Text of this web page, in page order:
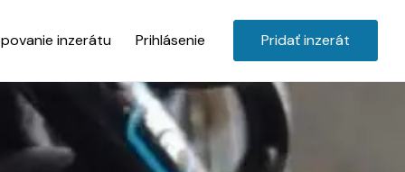
inzerátu Prihlásenie Pridať inzerát